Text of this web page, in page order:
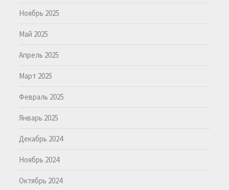
Ноябрь 2025
Май 2025
Апрель 2025
Март 2025
Февраль 2025
Январь 2025
Декабрь 2024
Ноябрь 2024
Октябрь 2024